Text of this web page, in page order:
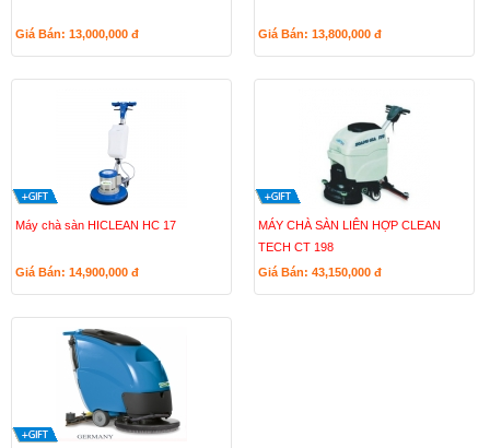
Giá Bán: 13,000,000 đ Giá Bán: 13,800,000 đ
Máy chà sàn HICLEAN HC 17
Giá Bán: 14,900,000 đ
MÁY CHÀ SÀN LIÊN HỢP CLEAN
TECH CT 198
Giá Bán: 43,150,000 đ